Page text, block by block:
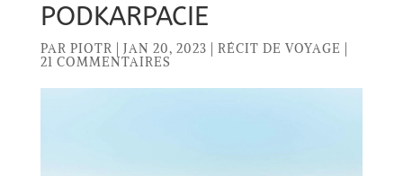
PODKARPACIE
PAR PIOTR JAN 20, 2023 RÉCIT DE VOYAGE
21 COMMENTAIRES